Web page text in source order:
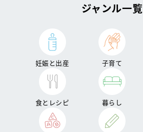
ジャンル一覧
妊娠と出産 子育て
食とレシピ 暮らし